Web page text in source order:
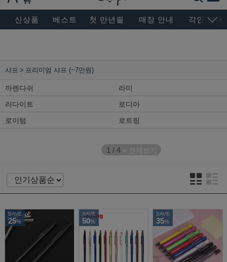
BESEN MASTERPIECE, SINCE 2004
신상품 베스트 첫 만년필 매장 안내 각인 안내
샤프 프리미엄 샤프 (~7만원)
까렌다쉬
라미
러다이트
로디아
로이텀
로트링
1 / 4 + 전체보기
SAVE
25%
SAVE
50%
SAVE
35%